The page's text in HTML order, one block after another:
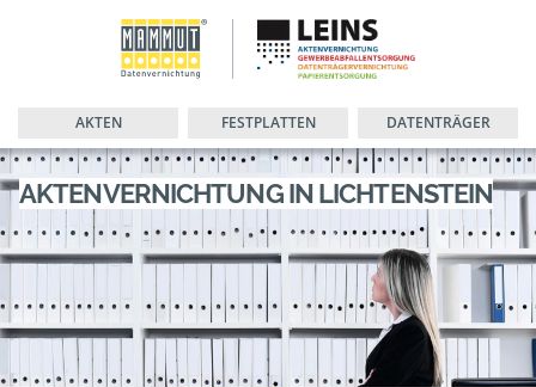
AKTEN FESTPLATTEN DATENTRÄGER
AKTENVERNICHTUNG IN LICHTENSTEIN